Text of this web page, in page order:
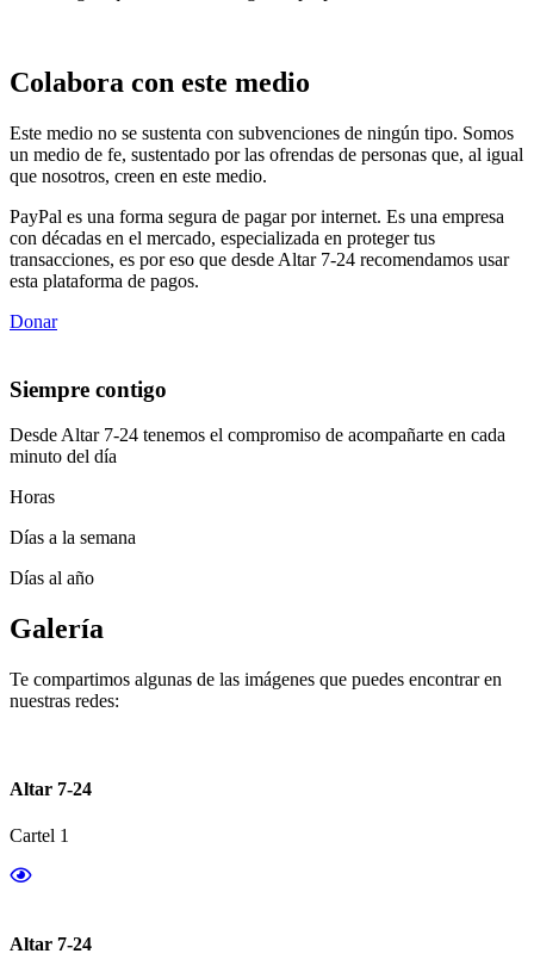
Colabora con este medio
Este medio no se sustenta con subvenciones de ningún tipo. Somos
un medio de fe, sustentado por las ofrendas de personas que, al igual
que nosotros, creen en este medio.
PayPal es una forma segura de pagar por internet. Es una empresa
con décadas en el mercado, especializada en proteger tus
transacciones, es por eso que desde Altar 7-24 recomendamos usar
esta plataforma de pagos.
Donar
Siempre contigo
Desde Altar 7-24 tenemos el compromiso de acompañarte en cada
minuto del día
Horas
Días a la semana
Días al año
Galería
Te compartimos algunas de las imágenes que puedes encontrar en
nuestras redes:
Altar 7-24
Cartel 1
Altar 7-24